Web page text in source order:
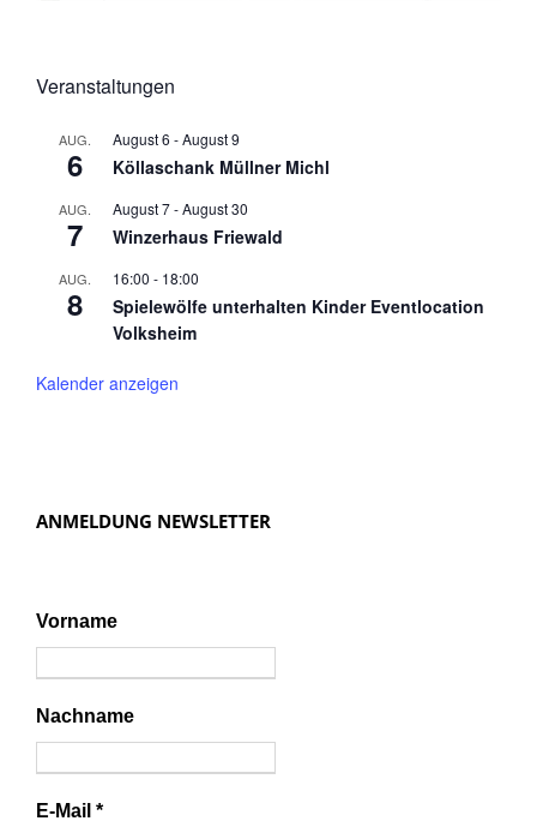
Veranstaltungen
AUG.
6
August 6 -August 9
Köllaschank Müllner Michl
AUG.
7
August 7-August 30
Winzerhaus Friewald
AUG.
8
16:00 - 18:00
Spielewölfe unterhalten Kinder Eventlocation
Volksheim
Kalender anzeigen
ANMELDUNG NEWSLETTER
Vorname
Nachname
E-Mail *